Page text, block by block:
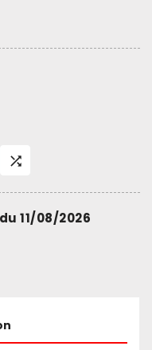

11/08/2026